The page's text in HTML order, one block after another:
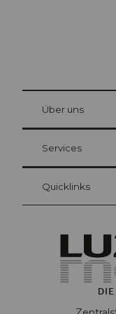
Gästekarte
Ihre Vorteile als
at Bre
Über uns
Services
Quicklinks